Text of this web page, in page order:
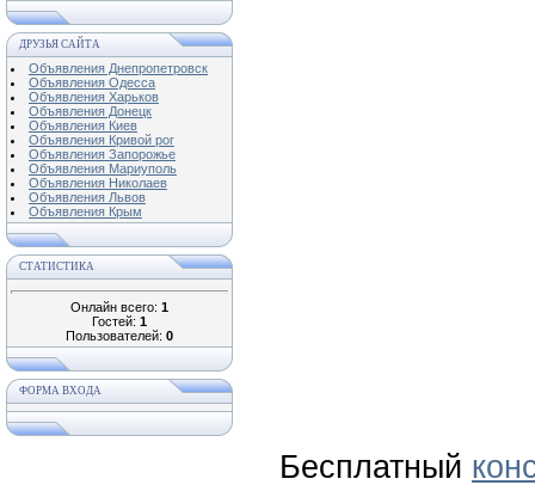
ДРУЗЬЯ САЙТА
Объявления Днепропетровск
Объявления Одесса
Объявления Харьков
Объявления Донецк
Объявления Киев
Объявления Кривой рог
Объявления Запорожье
Объявления Мариуполь
Объявления Николаев
Объявления Львов
Объявления Крым
СТАТИСТИКА
Онлайн всего: 1
Гостей: 1
Пользователей: 0
ФОРМА ВХОДА
Бесплатный